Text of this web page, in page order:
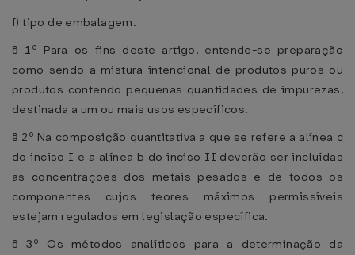
f) tipo de embalagem.
§ 1º Para os fins deste artigo, entende-se preparação
como sendo a mistura intencional de produtos puros ou
produtos contendo pequenas quantidades de impurezas,
destinada a um ou mais usos específicos.
§ 2º Na composição quantitativa a que se refere a alínea c
do inciso I e a alínea b do inciso II deverão ser incluídas
as concentrações dos metais pesados e de todos os
componentes cujos teores máximos permissíveis
estejam regulados em legislação específica.
§ 3º Os métodos analíticos para a determinação da